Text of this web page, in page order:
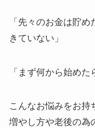
「先々のお金は貯
きていない」
「まず何から始めた
こんなお悩みをお持
増やし方や老後の為